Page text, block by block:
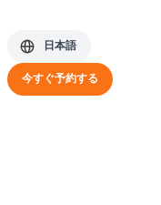
日本語
今すぐ予約する